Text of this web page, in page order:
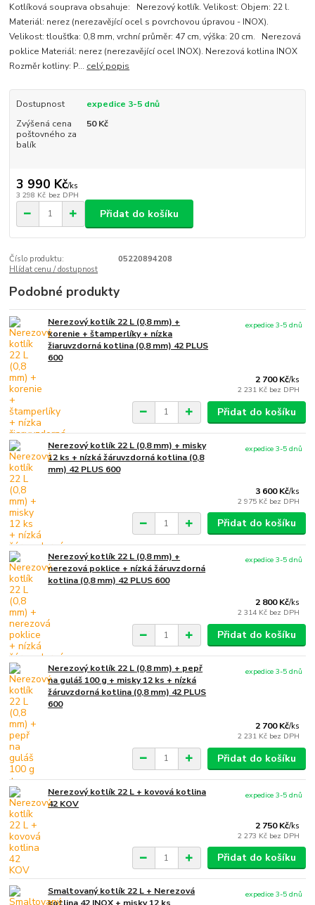
Kotlíková souprava obsahuje: Nerezový kotlík. Velikost: Objem: 22 l.
Materiál: nerez (nerezavějící ocel s povrchovou úpravou - INOX).
Velikost: tloušťka: 0,8 mm, vrchní průměr: 47 cm, výška: 20 cm. Nerezová
poklice Materiál: nerez (nerezavějící ocel INOX). Nerezová kotlina INOX
Rozměr kotliny: P... celý popis
Dostupnost
expedice 3-5 dnů
Zvýšená cena
poštovného za
balík
50 Kč
3 990 Kč/ks
3 298 Kč bez DPH
Přidat do košíku
Číslo produktu:
05220894208
Hlídat cenu / dostupnost
Podobné produkty
Nerezový kotlík 22 L (0,8 mm) +
korenie + štamperlíky + nízka
žiaruvzdorná kotlina (0,8 mm) 42 PLUS
600
2 700 Kč/ks
2 231 Kč bez DPH
expedice 3-5 dnů
Přidat do košíku
Nerezový kotlík 22 L (0,8 mm) + misky
12 ks + nízká žáruvzdorná kotlina (0,8
mm) 42 PLUS 600
3 600 Kč/ks
2 975 Kč bez DPH
expedice 3-5 dnů
Přidat do košíku
Nerezový kotlík 22 L (0,8 mm) +
nerezová poklice + nízká žáruvzdorná
kotlina (0,8 mm) 42 PLUS 600
2 800 Kč/ks
2 314 Kč bez DPH
expedice 3-5 dnů
Přidat do košíku
Nerezový kotlík 22 L (0,8 mm) + pepř
na guláš 100 g + misky 12 ks + nízká
žáruvzdorná kotlina (0,8 mm) 42 PLUS
600
2 700 Kč/ks
2 231 Kč bez DPH
expedice 3-5 dnů
Přidat do košíku
Nerezový kotlík 22 L + kovová kotlina
42 KOV
2 750 Kč/ks
2 273 Kč bez DPH
expedice 3-5 dnů
Přidat do košíku
Smaltovaný kotlík 22 L + Nerezová
expedice 3-5 dnů